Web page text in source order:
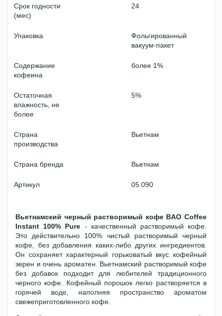
Срок годности
(мес)
24
Упаковка
Фольгированный
вакуум-пакет
Содержание
кофеина
более 1%
Остаточная
влажность, не
более
5%
Страна
производства
Вьетнам
Страна бренда Вьетнам
Артикул 05.090
Вьетнамский черный растворимый кофе BAO Coffee
Instant 100% Pure - качественный растворимый кофе.
Это действительно 100% чистый растворимый черный
кофе, без добавления каких-либо других ингредиентов.
Он сохраняет характерный горьковатый вкус кофейный
зерен и очень ароматен. Вьетнамский растворимый кофе
без добавок подходит для любителей традиционного
черного кофе. Кофейный порошок легко растворяется в
горячей воде, наполняя пространство ароматом
свежеприготовленного кофе.